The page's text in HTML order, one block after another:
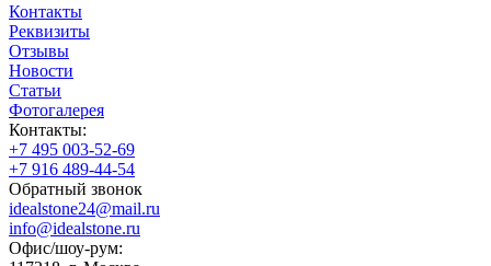
Контакты
Реквизиты
Отзывы
Новости
Статьи
Фотогалерея
Контакты:
+7 495 003-52-69
+7 916 489-44-54
Обратный звонок
idealstone24@mail.ru
info@idealstone.ru
Офис/шоу-рум: